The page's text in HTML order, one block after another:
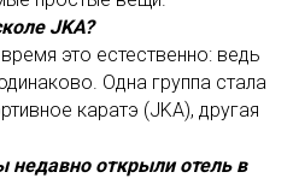
JKA?
это естественно: ведь
Одна группа стала
каратэ (JKA), другая
недавно открыли отель в